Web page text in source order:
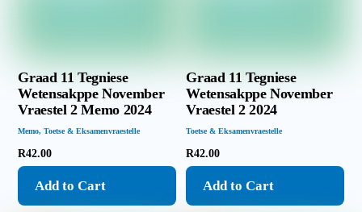
Graad 11 Tegniese
Wetensakppe November
Vraestel 2 Memo 2024
Memo,Toetse & Eksamenvraestelle
R42.00
Add to Cart
Graad 11 Tegniese
Wetensakppe November
Vraestel 2 2024
Toetse & Eksamenvraestelle
R42.00
Add to Cart